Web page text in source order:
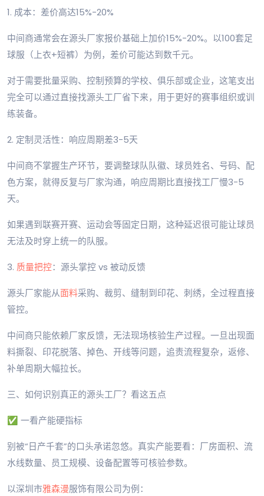
1. 成本：差价高达15%-20%
中间商通常会在源头厂家报价基础上加价15%-20%。以100套足
球服（上衣+短裤）为例，差价可能达到数千元。
对于需要批量采购、控制预算的学校、俱乐部或企业，这笔支出
完全可以通过直接找源头工厂省下来，用于更好的赛事组织或训
练装备。
2. 定制灵活性：响应周期差3-5天
中间商不掌握生产环节，要调整球队队徽、球员姓名、号码、配
色方案，就得反复与厂家沟通，响应周期比直接找工厂慢3-5
天。
如果遇到联赛开赛、运动会等固定日期，这种延迟很可能让球员
无法及时穿上统一的队服。
3. 质量把控：源头掌控 vs 被动反馈
源头厂家能从面料采购、裁剪、缝制到印花、刺绣，全过程直接
管控。
中间商只能依赖厂家反馈，无法现场核验生产过程。一旦出现面
料撕裂、印花脱落、掉色、开线等问题，追责流程复杂，返修、
补单周期大幅拉长。
三、如何识别真正的源头工厂？看这五点
✅ 一看产能硬指标
别被“日产千套”的口头承诺忽悠。真实产能要看：厂房面积、流
水线数量、员工规模、设备配置等可核验参数。
以深圳市雅森漫服饰有限公司为例：